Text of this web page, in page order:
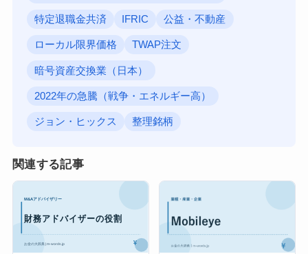
特定退職金共済 IFRIC 公益・不動産
ローカル限界価格 TWAP注文
暗号資産交換業（日本）
2022年の急騰（戦争・エネルギー高）
ジョン・ヒックス 整理銘柄
関連する記事